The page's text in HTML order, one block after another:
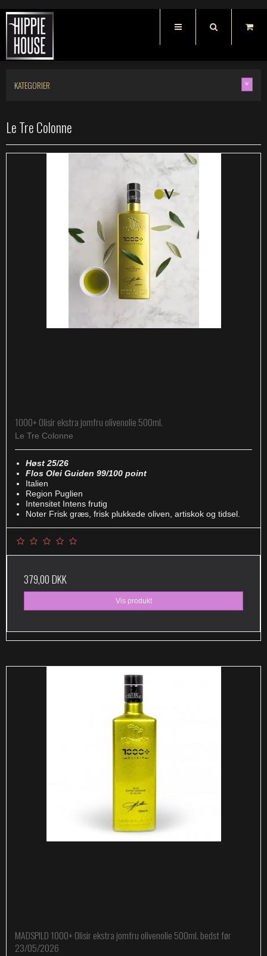
KATEGORIER
Le Tre Colonne
1000+ Olisir ekstra jomfru olivenolie 500ml.
Le Tre Colonne
Høst 25/26
Flos Olei Guiden 99/100 point
Italien
Region Puglien
Intensitet Intens frutig
Noter Frisk græs, frisk plukkede oliven, artiskok og tidsel.
379,00 DKK
Vis produkt
MADSPILD 1000+ Olisir ekstra jomfru olivenolie 500ml. bedst før
23/05/2026